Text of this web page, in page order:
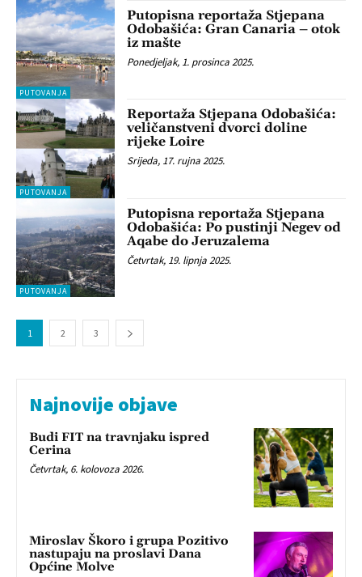
PUTOVANJA
Putopisna reportaža Stjepana
Odobašića: Gran Canaria – otok
iz mašte
Ponedjeljak, 1. prosinca 2025.
PUTOVANJA
Reportaža Stjepana Odobašića:
veličanstveni dvorci doline
rijeke Loire
Srijeda, 17. rujna 2025.
PUTOVANJA
Putopisna reportaža Stjepana
Odobašića: Po pustinji Negev od
Aqabe do Jeruzalema
Četvrtak, 19. lipnja 2025.
1 2 3
Najnovije objave
Budi FIT na travnjaku ispred
Cerina
Četvrtak, 6. kolovoza 2026.
Miroslav Škoro i grupa Pozitivo
nastupaju na proslavi Dana
Općine Molve